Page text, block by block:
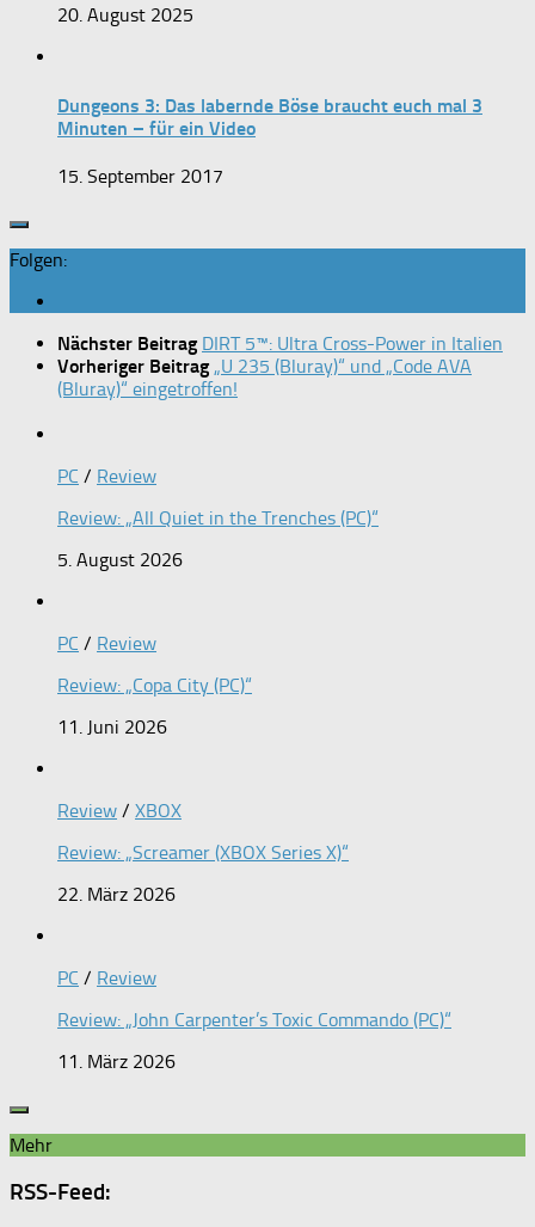
20. August 2025
Dungeons 3: Das labernde Böse braucht euch mal 3
Minuten – für ein Video
15. September 2017
Folgen:
Nächster Beitrag DIRT 5™: Ultra Cross-Power in Italien
Vorheriger Beitrag „U 235 (Bluray)“ und „Code AVA
(Bluray)“ eingetroffen!
PC / Review
Review: „All Quiet in the Trenches (PC)“
5. August 2026
PC / Review
Review: „Copa City (PC)“
11. Juni 2026
Review / XBOX
Review: „Screamer (XBOX Series X)“
22. März 2026
PC / Review
Review: „John Carpenter’s Toxic Commando (PC)“
11. März 2026
Mehr
RSS-Feed: